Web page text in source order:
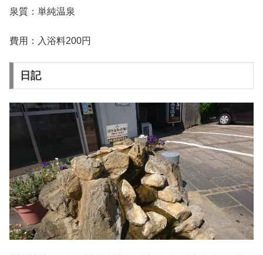
泉質：単純温泉
費用：入浴料200円
日記